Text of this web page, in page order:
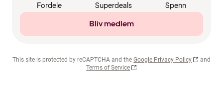
Fordele Superdeals Spenn
Bliv medlem
This site is protected by reCAPTCHA and the Google Privacy Policy
and
Terms of Service